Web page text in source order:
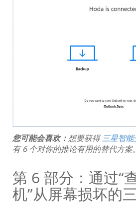
您可能会喜欢： 想要获得三星智
有 6 个对你的推论有用的替代方案。
第 6 部分：通过“
机”从屏幕损坏的